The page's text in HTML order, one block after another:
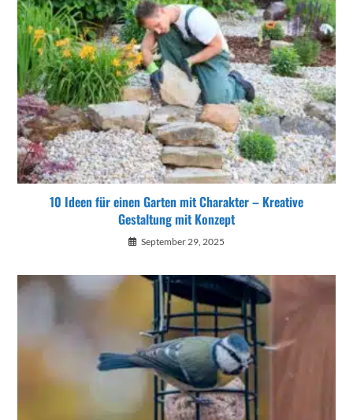
10 Ideen für einen Garten mit Charakter – Kreative
Gestaltung mit Konzept
September 29, 2025